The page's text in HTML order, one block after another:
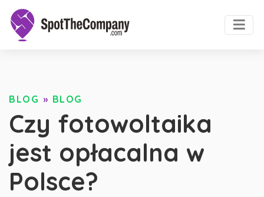
BLOG » BLOG
Czy fotowoltaika
jest opłacalna w
Polsce?